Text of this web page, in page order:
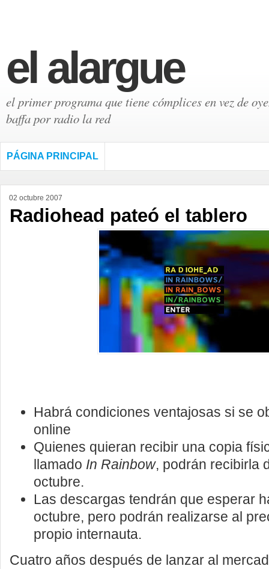
el alargue
el primer programa que tiene cómplices en vez de
baffa por radio la red
PÁGINA PRINCIPAL
02 octubre 2007
Radiohead pateó el tablero
Habrá condiciones ventajosas si se
online
Quienes quieran recibir una copia
llamado In Rainbow, podrán recibirla
octubre.
Las descargas tendrán que esperar
octubre, pero podrán realizarse al
propio internauta.
Cuatro años después de lanzar al